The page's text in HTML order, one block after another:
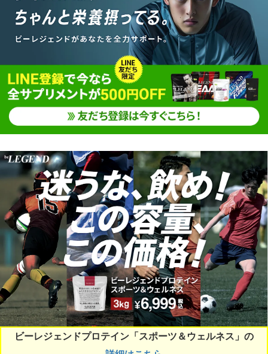
ビーレジェンドプロテイン「スポーツ＆ウェルネス」の